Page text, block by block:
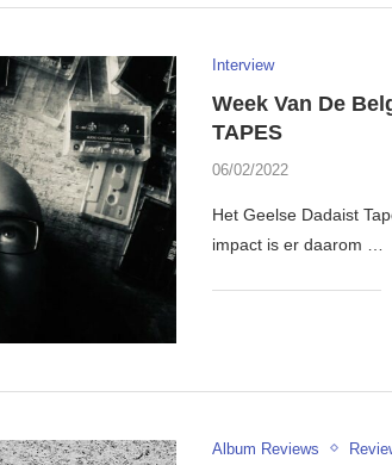
Interview
Week Van De
TAPES
06/02/2022
Het Geelse Dadaist
impact is er daarom …
Album Reviews